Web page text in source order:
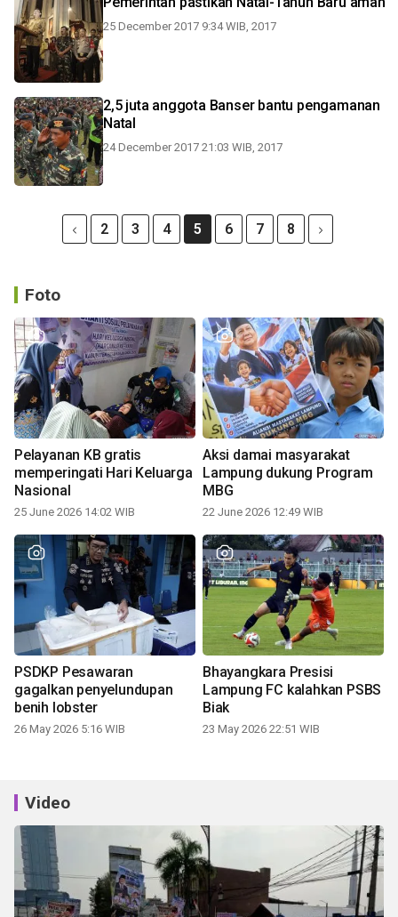
25 December 2017 9:34 WIB, 2017
2,5 juta anggota Banser bantu pengamanan
Natal
24 December 2017 21:03 WIB, 2017
2 3 4 5 6 7 8
Foto
Pelayanan KB gratis
memperingati Hari Keluarga
Nasional
25 June 2026 14:02 WIB
Aksi damai masyarakat
Lampung dukung Program
MBG
22 June 2026 12:49 WIB
PSDKP Pesawaran
gagalkan penyelundupan
benih lobster
26 May 2026 5:16 WIB
Bhayangkara Presisi
Lampung FC kalahkan PSBS
Biak
23 May 2026 22:51 WIB
Video